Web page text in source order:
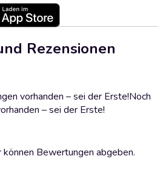
Rezensionen
vorhanden – sei der Erste!Noch
– sei der Erste!
Bewertungen abgeben.